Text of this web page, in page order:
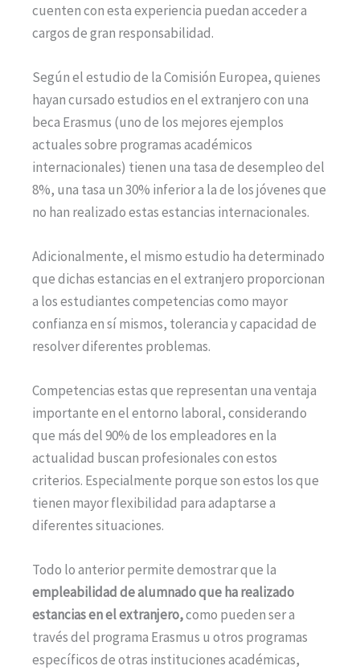
cuenten con esta experiencia puedan acceder a
cargos de gran responsabilidad.
Según el estudio de la Comisión Europea, quienes
hayan cursado estudios en el extranjero con una
beca Erasmus (uno de los mejores ejemplos
actuales sobre programas académicos
internacionales) tienen una tasa de desempleo del
8%, una tasa un 30% inferior a la de los jóvenes que
no han realizado estas estancias internacionales.
Adicionalmente, el mismo estudio ha determinado
que dichas estancias en el extranjero proporcionan
a los estudiantes competencias como mayor
confianza en sí mismos, tolerancia y capacidad de
resolver diferentes problemas.
Competencias estas que representan una ventaja
importante en el entorno laboral, considerando
que más del 90% de los empleadores en la
actualidad buscan profesionales con estos
criterios. Especialmente porque son estos los que
tienen mayor flexibilidad para adaptarse a
diferentes situaciones.
Todo lo anterior permite demostrar que la
empleabilidad de alumnado que ha realizado
estancias en el extranjero,como pueden ser a
través del programa Erasmus u otros programas
específicos de otras instituciones académicas,